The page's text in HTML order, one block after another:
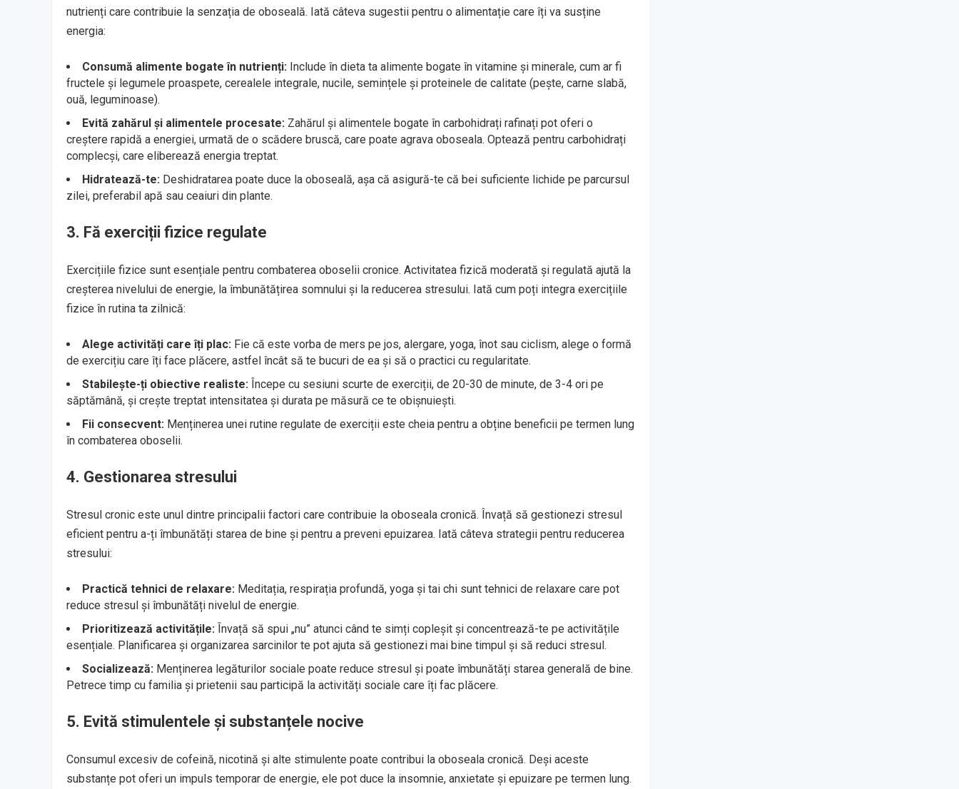
nutrienți care contribuie la senzația de oboseală. Iată câteva sugestii pentru o alimentație care îți va susține
energia:
Consumă alimente bogate în nutrienți: Include în dieta ta alimente bogate în vitamine și minerale, cum ar fi
fructele și legumele proaspete, cerealele integrale, nucile, semințele și proteinele de calitate (pește, carne slabă,
ouă, leguminoase).
Evită zahărul și alimentele procesate: Zahărul și alimentele bogate în carbohidrați rafinați pot oferi o
creștere rapidă a energiei, urmată de o scădere bruscă, care poate agrava oboseala. Optează pentru carbohidrați
complecși, care eliberează energia treptat.
Hidratează-te: Deshidratarea poate duce la oboseală, așa că asigură-te că bei suficiente lichide pe parcursul
zilei, preferabil apă sau ceaiuri din plante.
3. Fă exerciții fizice regulate
Exercițiile fizice sunt esențiale pentru combaterea oboselii cronice. Activitatea fizică moderată și regulată ajută la
creșterea nivelului de energie, la îmbunătățirea somnului și la reducerea stresului. Iată cum poți integra exercițiile
fizice în rutina ta zilnică:
Alege activități care îți plac: Fie că este vorba de mers pe jos, alergare, yoga, înot sau ciclism, alege o formă
de exercițiu care îți face plăcere, astfel încât să te bucuri de ea și să o practici cu regularitate.
Stabilește-ți obiective realiste: Începe cu sesiuni scurte de exerciții, de 20-30 de minute, de 3-4 ori pe
săptămână, și crește treptat intensitatea și durata pe măsură ce te obișnuiești.
Fii consecvent: Menținerea unei rutine regulate de exerciții este cheia pentru a obține beneficii pe termen lung
în combaterea oboselii.
4. Gestionarea stresului
Stresul cronic este unul dintre principalii factori care contribuie la oboseala cronică. Învață să gestionezi stresul
eficient pentru a-ți îmbunătăți starea de bine și pentru a preveni epuizarea. Iată câteva strategii pentru reducerea
stresului:
Practică tehnici de relaxare: Meditația, respirația profundă, yoga și tai chi sunt tehnici de relaxare care pot
reduce stresul și îmbunătăți nivelul de energie.
Prioritizează activitățile: Învață să spui „nu” atunci când te simți copleșit și concentrează-te pe activitățile
esențiale. Planificarea și organizarea sarcinilor te pot ajuta să gestionezi mai bine timpul și să reduci stresul.
Socializează: Menținerea legăturilor sociale poate reduce stresul și poate îmbunătăți starea generală de bine.
Petrece timp cu familia și prietenii sau participă la activități sociale care îți fac plăcere.
5. Evită stimulentele și substanțele nocive
Consumul excesiv de cofeină, nicotină și alte stimulente poate contribui la oboseala cronică. Deși aceste
substanțe pot oferi un impuls temporar de energie, ele pot duce la insomnie, anxietate și epuizare pe termen lung.